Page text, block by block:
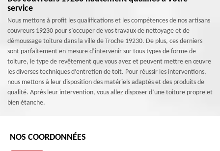
service
Nous mettons à profit les qualifications et les compétences de nos artisans
couvreurs 19230 pour s’occuper de vos travaux de nettoyage et de
démoussage toiture dans la ville de Troche 19230. De plus, ces derniers
sont parfaitement en mesure d’intervenir sur tous types de forme de
toiture, le type de revêtement que vous avez et peuvent mettre en œuvre
les diverses techniques d’entretien de toit. Pour réussir les interventions,
nous mettons à leur disposition des matériels adaptés et des produits de
qualité. Après leur intervention, vous allez disposer d’une toiture propre et
bien étanche.
NOS COORDONNÉES